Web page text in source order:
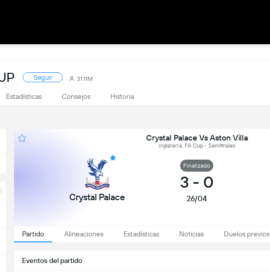
Seguir 31.11M
Estadísticas Consejos Historia
Crystal Palace Vs Aston Villa
Inglaterra, FA Cup - Semifinales
Crystal Palace
Finalizado
3 - 0
26/04
Partido Alineaciones Estadísticas Noticias Duelos previos
Eventos del partido